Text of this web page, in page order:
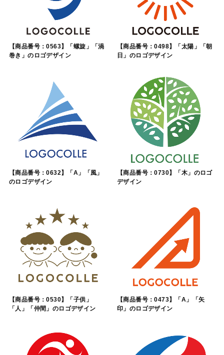
【商品番号：0563】「螺旋」「渦
巻き」のロゴデザイン
【商品番号：0498】「太陽」「朝
日」のロゴデザイン
【商品番号：0632】「A」「風」
のロゴデザイン
【商品番号：0730】「木」のロゴ
デザイン
【商品番号：0530】「子供」
「人」「仲間」のロゴデザイン
【商品番号：0473】「A」「矢
印」のロゴデザイン